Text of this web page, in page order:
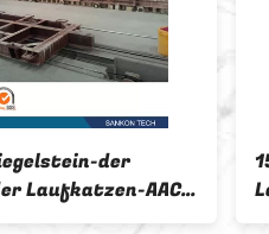
der
Laufkatzen-AAC